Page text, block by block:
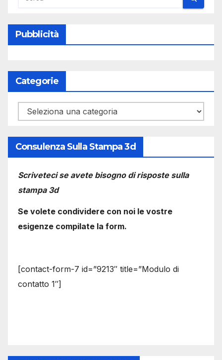
Pubblicità
Categorie
Categorie
Consulenza Sulla Stampa 3d
Scriveteci se avete bisogno di risposte sulla
stampa 3d
Se volete condividere con noi le vostre
esigenze compilate la form.
[contact-form-7 id=”9213″ title=”Modulo di
contatto 1″]